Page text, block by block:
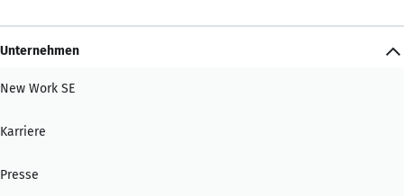
Unternehmen
New Work SE
Karriere
Presse